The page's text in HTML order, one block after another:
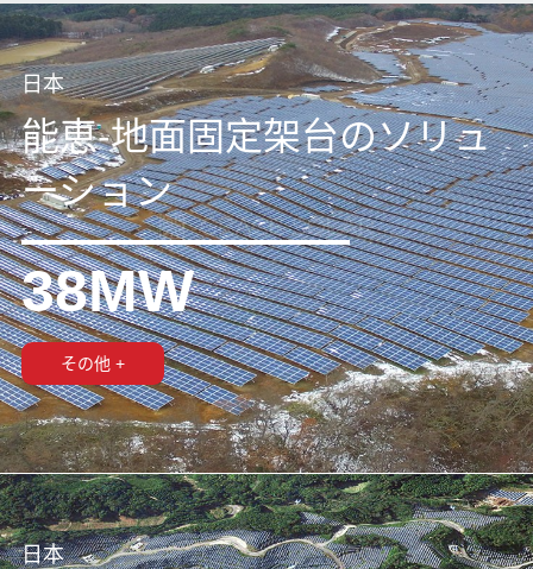
日本
能恵-地面固定架台のソリュ
ーション
38MW
その他 +
日本